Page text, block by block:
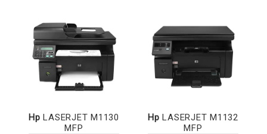
Hp LASERJET M1130
MFP
Hp LASERJET M1132
MFP